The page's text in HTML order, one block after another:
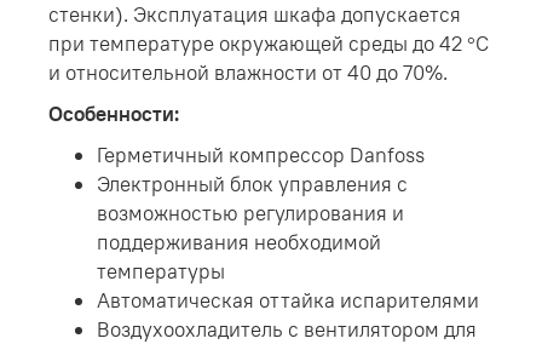
стенки). Эксплуатация шкафа допускается
при температуре окружающей среды до 42 °C
и относительной влажности от 40 до 70%.
Особенности:
Герметичный компрессор Danfoss
Электронный блок управления с
возможностью регулирования и
поддерживания необходимой
температуры
Автоматическая оттайка испарителями
Воздухоохладитель с вентилятором для